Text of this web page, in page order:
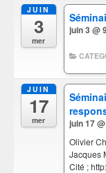
JUIN
3
mer
juin 3 @
JUIN
17
mer juin 17
Olivier
Jacques
Cité ;